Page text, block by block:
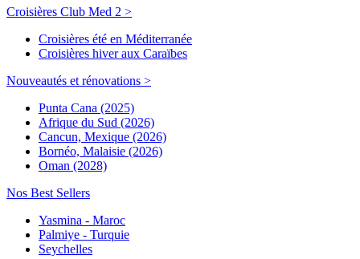
Croisières Club Med 2 >
Croisières été en Méditerranée
Croisières hiver aux Caraïbes
Nouveautés et rénovations >
Punta Cana (2025)
Afrique du Sud (2026)
Cancun, Mexique (2026)
Bornéo, Malaisie (2026)
Oman (2028)
Nos Best Sellers
Yasmina - Maroc
Palmiye - Turquie
Seychelles